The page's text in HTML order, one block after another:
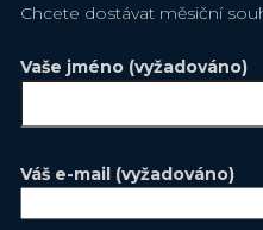
Chcete dostávat měsiční
Vaše jméno (vyžadováno)
Váš e-mail (vyžadováno)